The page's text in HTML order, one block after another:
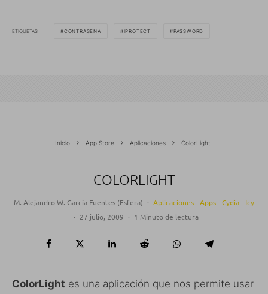
ETIQUETAS CONTRASEÑA IPROTECT PASSWORD
Inicio App Store Aplicaciones ColorLight
COLORLIGHT
M. Alejandro W. García Fuentes (Esfera) · Aplicaciones Apps Cydia
Icy
· 27 julio, 2009 · 1 Minuto de lectura
ColorLight es una aplicación que nos permite usar